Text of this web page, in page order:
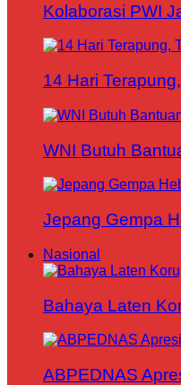
Kolaborasi PWI
14 Hari
WNI Butuh
Jepang Gempa
Nasional
Bahaya Laten
ABPEDNAS